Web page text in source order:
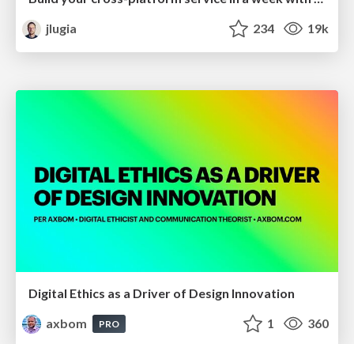
jlugia
234 19k
Digital Ethics as a Driver of Design Innovation
axbom
PRO 1 360